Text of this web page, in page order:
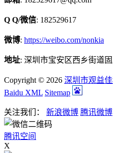
Q Q/微信: 182529617
微博: https://weibo.com/nonkia
地址: 深圳市宝安区西乡街道
Copyright © 2026 深圳市观益
Baidu XML Sitemap
关注我们： 新浪微博 腾讯微博
腾讯空间
X